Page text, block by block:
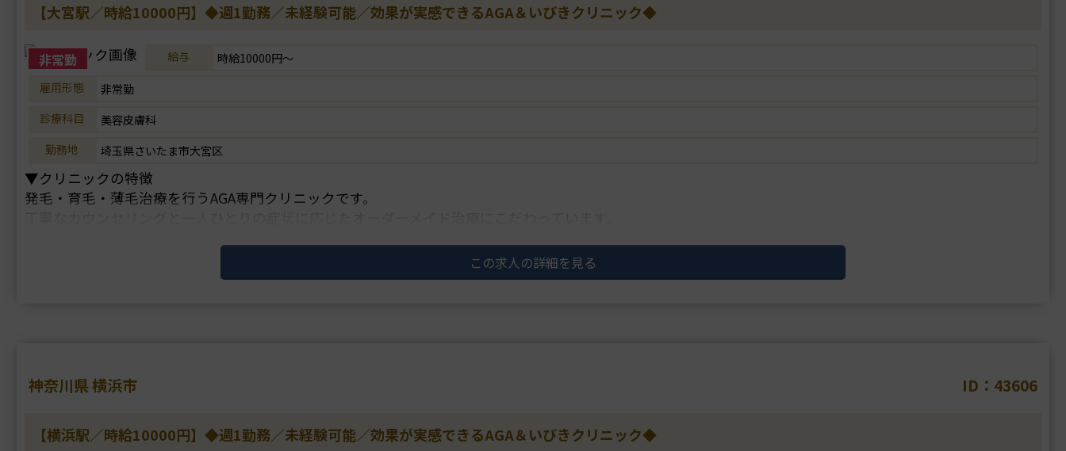
【大宮駅／時給10000円】◆週1勤務／未経験可能／効果が実感できるAGA＆いびきクリニック◆
非常勤 給与
時給10000円～
雇用形態
非常勤
診療科目
美容皮膚科
勤務地
埼玉県さいたま市大宮区
▼クリニックの特徴
発毛・育毛・薄毛治療を行うAGA専門クリニックです。
LHDV頭皮注入、血圧測定、採血、皮下注射
▼待遇
交通費支給・・・
この求人の詳細を見る
神奈川県 横浜市 ID：43606
【横浜駅／時給10000円】◆週1勤務／未経験可能／効果が実感できるAGA＆いびきクリニック◆